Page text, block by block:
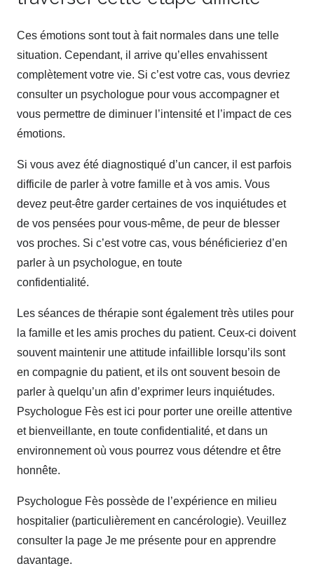
Ces émotions sont tout à fait normales dans une telle
situation. Cependant, il arrive qu’elles envahissent
complètement votre vie. Si c’est votre cas, vous devriez
consulter un psychologue pour vous accompagner et
vous permettre de diminuer l’intensité et l’impact de ces
émotions.
Si vous avez été diagnostiqué d’un cancer, il est parfois
difficile de parler à votre famille et à vos amis. Vous
devez peut-être garder certaines de vos inquiétudes et
de vos pensées pour vous-même, de peur de blesser
vos proches. Si c’est votre cas, vous bénéficieriez d’en
parler à un psychologue, en toute
confidentialité.
Les séances de thérapie sont également très utiles pour
la famille et les amis proches du patient. Ceux-ci doivent
souvent maintenir une attitude infaillible lorsqu’ils sont
en compagnie du patient, et ils ont souvent besoin de
parler à quelqu’un afin d’exprimer leurs inquiétudes.
Psychologue Fès est ici pour porter une oreille attentive
et bienveillante, en toute confidentialité, et dans un
environnement où vous pourrez vous détendre et être
honnête.
Psychologue Fès possède de l’expérience en milieu
hospitalier (particulièrement en cancérologie). Veuillez
consulter la page Je me présente pour en apprendre
davantage.